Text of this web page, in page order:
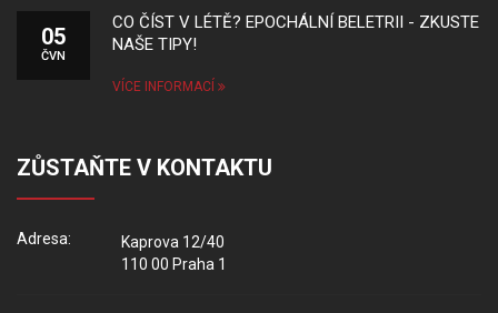
05
ČVN
CO ČÍST V LÉTĚ? EPOCHÁLNÍ BELETRII - ZKUSTE
NAŠE TIPY!
VÍCE INFORMACÍ
ZŮSTAŇTE V KONTAKTU
Adresa:
Kaprova 12/40
110 00 Praha 1